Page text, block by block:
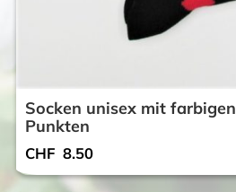
Socken unisex mit farbigen
Punkten
CHF 8.50